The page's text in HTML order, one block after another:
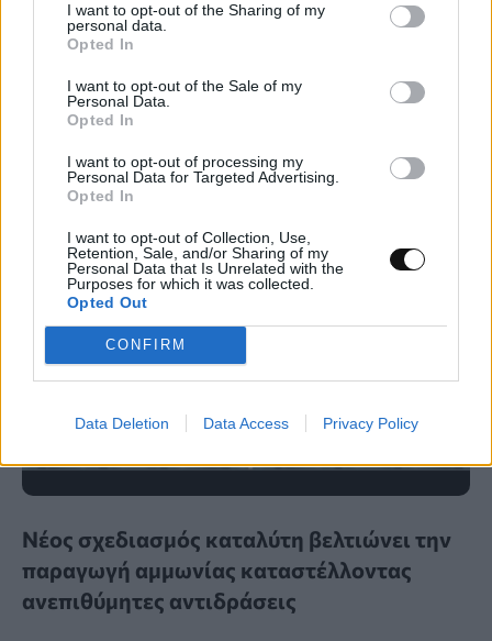
I want to opt-out of the Sharing of my
personal data.
Opted In
I want to opt-out of the Sale of my
Personal Data.
Opted In
I want to opt-out of processing my
Personal Data for Targeted Advertising.
Opted In
I want to opt-out of Collection, Use,
Retention, Sale, and/or Sharing of my
Personal Data that Is Unrelated with the
Purposes for which it was collected.
Opted Out
CONFIRM
Data Deletion Data Access Privacy Policy
Κενό ασφαλείας στο iCloud Private Relay
πραγματική διεύθυνση IP
Νέος σχεδιασμός καταλύτη βελτιώνει την
παραγωγή αμμωνίας καταστέλλοντας
ανεπιθύμητες αντιδράσεις